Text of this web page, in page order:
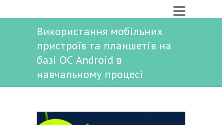
Використання мобільних
пристроїв та планшетів на
базі ОС Android в
навчальному процесі